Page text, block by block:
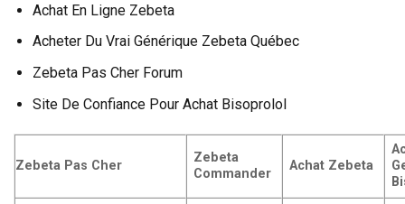
Achat En Ligne Zebeta
Acheter Du Vrai Générique Zebeta Québec
Zebeta Pas Cher Forum
Site De Confiance Pour Achat Bisoprolol
Zebeta Pas Cher
Zebeta
Commander
Achat Zebeta